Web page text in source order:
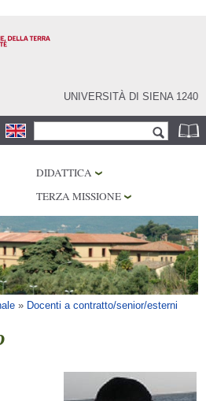
UNIVERSITÀ DI SIENA 1240
Form di ricerca
DIDATTICA
TERZA MISSIONE
» Docenti a contratto/senior/esterni